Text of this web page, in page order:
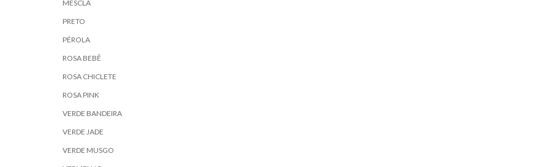
MESCLA
PRETO
PÉROLA
ROSA BEBÊ
ROSA CHICLETE
ROSA PINK
VERDE BANDEIRA
VERDE JADE
VERDE MUSGO